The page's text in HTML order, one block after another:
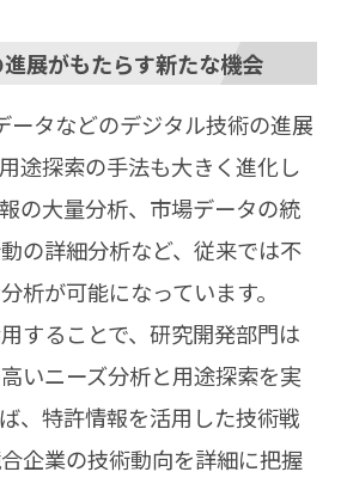
展がもたらす新たな機会
ータなどのデジタル技術の進展
途探索の手法も大きく進化し
の大量分析、市場データの統
の詳細分析など、従来では不
析が可能になっています。
することで、研究開発部門は
いニーズ分析と用途探索を実
、特許情報を活用した技術戦
企業の技術動向を詳細に把握